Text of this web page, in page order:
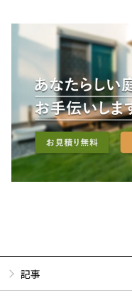
記事